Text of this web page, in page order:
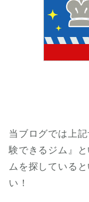
当ブログでは上
験できるジム』
ムを探している
い！